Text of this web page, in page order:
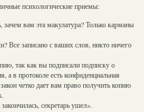
психологические приемы:
зачем вам эта макулатура? Только карманы
Все записано с ваших слов, никто ничего
так как вы подписали подписку о
а в протоколе есть конфиденциальная
четко дает вам право получить копию
секретарь ушел».